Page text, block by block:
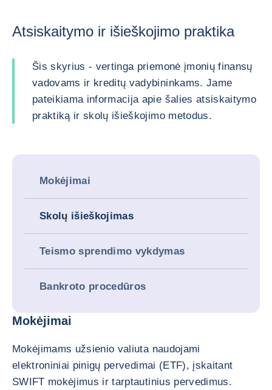
Atsiskaitymo ir išieškojimo praktika
Šis skyrius - vertinga priemonė įmonių finansų
vadovams ir kreditų vadybininkams. Jame
pateikiama informacija apie šalies atsiskaitymo
praktiką ir skolų išieškojimo metodus.
Mokėjimai
Skolų išieškojimas
Teismo sprendimo vykdymas
Bankroto procedūros
Mokėjimai
Mokėjimams užsienio valiuta naudojami
elektroniniai pinigų pervedimai (ETF), įskaitant
SWIFT mokėjimus ir tarptautinius pervedimus.